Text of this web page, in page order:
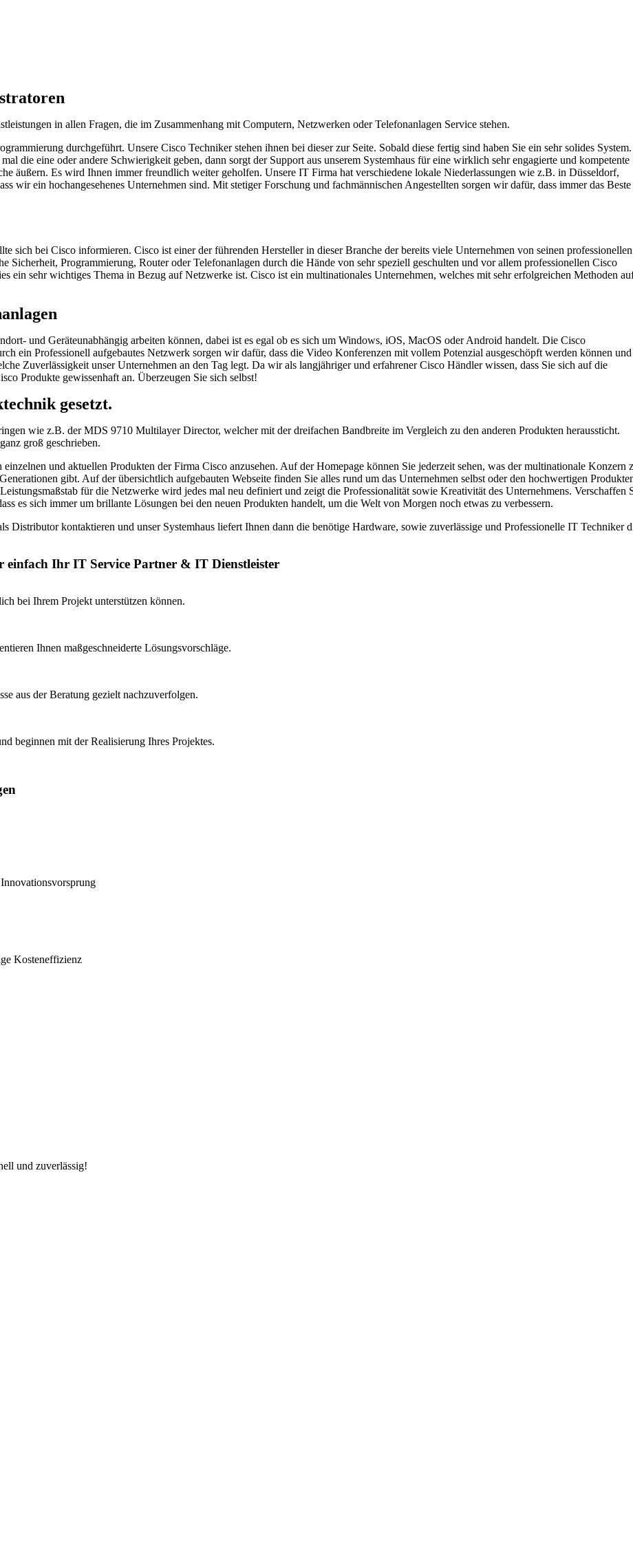
in allen Fragen, die im Zusammenhang mit Computern, Netzwerken oder Telefonanlagen Service stehen.
durchgeführt. Unsere Cisco Techniker stehen ihnen bei dieser zur Seite. Sobald diese fertig sind haben Sie ein sehr solides System.
die eine oder andere Schwierigkeit geben, dann sorgt der Support aus unserem Systemhaus für eine wirklich sehr engagierte und kompetente
äußern. Es wird Ihnen immer freundlich weiter geholfen. Unsere IT Firma hat verschiedene lokale Niederlassungen wie z.B. in Düsseldorf,
wir ein hochangesehenes Unternehmen sind. Mit stetiger Forschung und fachmännischen Angestellten sorgen wir dafür, dass immer das Beste
sich bei Cisco informieren. Cisco ist einer der führenden Hersteller in dieser Branche der bereits viele Unternehmen von seinen professionellen
Sicherheit, Programmierung, Router oder Telefonanlagen durch die Hände von sehr speziell geschulten und vor allem professionellen Cisco
ein sehr wichtiges Thema in Bezug auf Netzwerke ist. Cisco ist ein multinationales Unternehmen, welches mit sehr erfolgreichen Methoden
und Geräteunabhängig arbeiten können, dabei ist es egal ob es sich um Windows, iOS, MacOS oder Android handelt. Die Cisco
ein Professionell aufgebautes Netzwerk sorgen wir dafür, dass die Video Konferenzen mit vollem Potenzial ausgeschöpft werden können und
Zuverlässigkeit unser Unternehmen an den Tag legt. Da wir als langjähriger und erfahrener Cisco Händler wissen, dass Sie sich auf die
Produkte gewissenhaft an. Überzeugen Sie sich selbst!
gesetzt.
wie z.B. der MDS 9710 Multilayer Director, welcher mit der dreifachen Bandbreite im Vergleich zu den anderen Produkten heraussticht.
groß geschrieben.
und aktuellen Produkten der Firma Cisco anzusehen. Auf der Homepage können Sie jederzeit sehen, was der multinationale Konzern
gibt. Auf der übersichtlich aufgebauten Webseite finden Sie alles rund um das Unternehmen selbst oder den hochwertigen
für die Netzwerke wird jedes mal neu definiert und zeigt die Professionalität sowie Kreativität des Unternehmens. Verschaffen
es sich immer um brillante Lösungen bei den neuen Produkten handelt, um die Welt von Morgen noch etwas zu verbessern.
Distributor kontaktieren und unser Systemhaus liefert Ihnen dann die benötige Hardware, sowie zuverlässige und Professionelle IT Techniker
einfach Ihr IT Service Partner & IT Dienstleister
bei Ihrem Projekt unterstützen können.
Ihnen maßgeschneiderte Lösungsvorschläge.
aus der Beratung gezielt nachzuverfolgen.
beginnen mit der Realisierung Ihres Projektes.
Kosteneffizienz
und zuverlässig!